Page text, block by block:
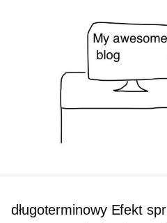
długoterminowyEfekt